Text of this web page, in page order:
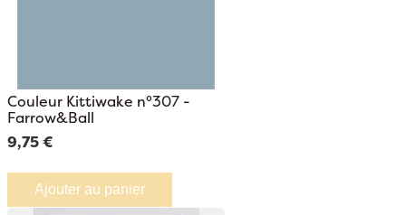
Couleur Kittiwake n°307 -
Farrow&Ball
9,75 €
Ajouter au panier